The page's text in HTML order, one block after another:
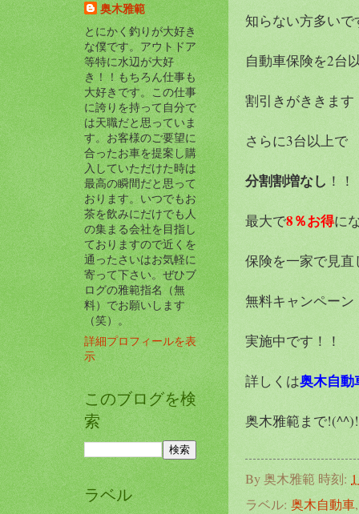
知らない方多いで
自動車保険を2台
割引きがききます
さらに3台以上で
分割割増なし ！！
最大で8％お得に
保険を一家で見直
無料キャンペーン
実施中です！！
詳しくは奥木自動
奥木雅範まで!(^^)!
By奥木雅範 時刻:
ラベル: 奥木自動車
奥木雅範
とにかく釣りが大好き
な僕です。アウトドア
等特に水辺が大好
き！！もちろん仕事も
大好きです。この仕事
に誇りを持って自分で
は天職だと思っていま
す。お客様のご要望に
合ったお車を提案し購
入していただけた時は
最高の瞬間だと思って
おります。いつでもお
茶を飲みにだけでも人
の集まる会社を目指し
ておりますので近くを
通ったさいはお気軽に
寄って下さい。ぜひブ
ログの雅範指名（無
料）でお願いします
（笑）。
詳細プロフィールを表
示
このブログを検
索
ラベル